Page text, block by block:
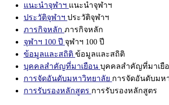
แนะนำจุฬาฯ แนะนำจุฬาฯ
ประวัติจุฬาฯ ประวัติจุฬาฯ
ภารกิจหลัก ภารกิจหลัก
จุฬาฯ 100 ปี จุฬาฯ 100 ปี
ข้อมูลและสถิติ ข้อมูลและสถิติ
บุคคลสำคัญที่มาเยือน บุคคลสำคัญที่มาเยื
การจัดอันดับมหาวิทยาลัย การจัดอันดับมห
การรับรองหลักสูตร การรับรองหลักสูตร